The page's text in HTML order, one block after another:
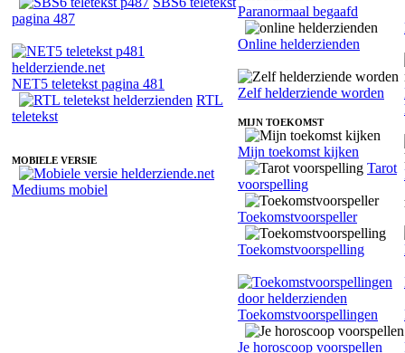
pagina 487
NET5 teletekst pagina 481
RTL
teletekst
MOBIELE VERSIE
Mediums mobiel
Paranormaal begaafd
Online helderzienden
Zelf helderziende worden
MIJN TOEKOMST
Mijn toekomst kijken
Tarot
voorspelling
Toekomstvoorspeller
Toekomstvoorspelling
Toekomstvoorspellingen
Je horoscoop voorspellen